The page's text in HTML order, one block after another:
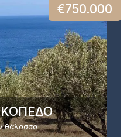
€750.000
θάλασσα